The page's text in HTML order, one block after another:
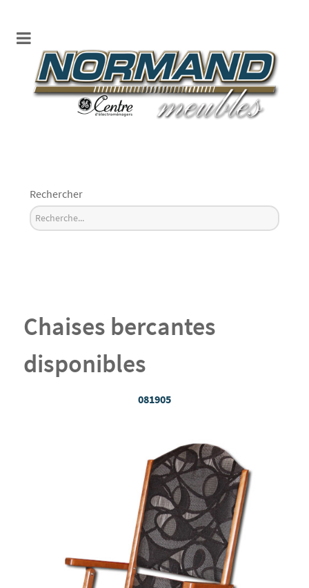
Rechercher
Chaises bercantes
disponibles
081905